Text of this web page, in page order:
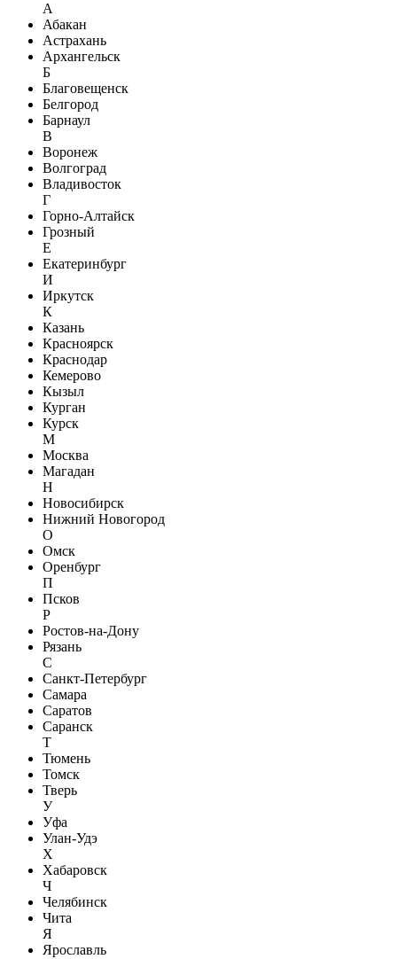
А
Абакан
Астрахань
Архангельск
Б
Благовещенск
Белгород
Барнаул
В
Воронеж
Волгоград
Владивосток
Г
Горно-Алтайск
Грозный
Е
Екатеринбург
И
Иркутск
К
Казань
Красноярск
Краснодар
Кемерово
Кызыл
Курган
Курск
М
Москва
Магадан
Н
Новосибирск
Нижний Новогород
О
Омск
Оренбург
П
Псков
Р
Ростов-на-Дону
Рязань
С
Санкт-Петербург
Самара
Саратов
Саранск
Т
Тюмень
Томск
Тверь
У
Уфа
Улан-Удэ
Х
Хабаровск
Ч
Челябинск
Чита
Я
Ярославль